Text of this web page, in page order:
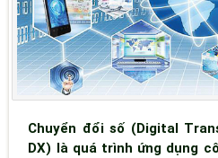
Chuyển đổi số (Digital
DX) là quá trình ứng dụng